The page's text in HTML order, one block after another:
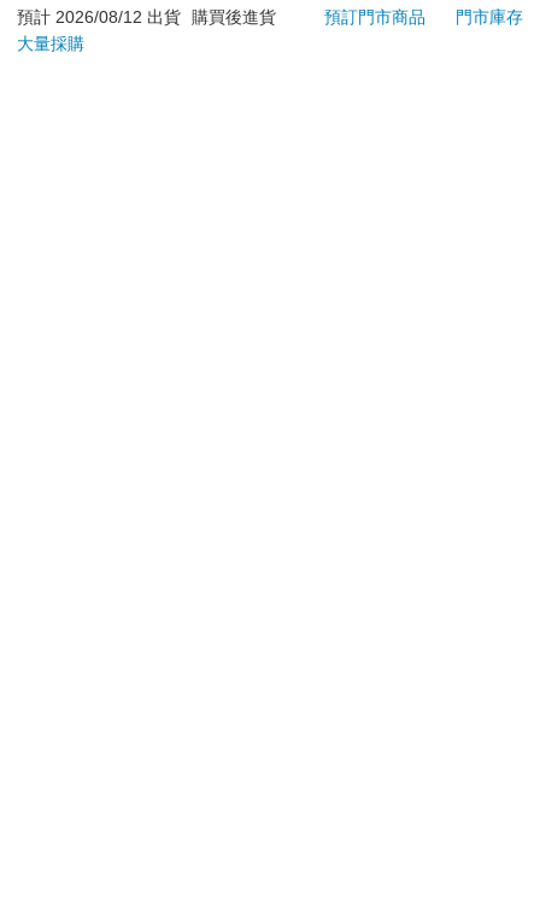
日）。
辦理退換貨時，商品（組合商品恕無法接受單獨退貨）必須
預計 2026/08/12 出貨
購買後進貨 預訂門市商品
門市庫存
大量採購